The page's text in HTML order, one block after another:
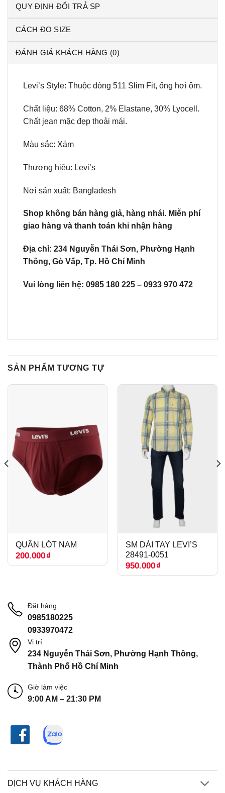
QUY ĐỊNH ĐỔI TRẢ SP
CÁCH ĐO SIZE
ĐÁNH GIÁ KHÁCH HÀNG (0)
Levi’s Style: Thuộc dòng 511 Slim Fit, ống hơi ôm.
Chất liệu: 68% Cotton, 2% Elastane, 30% Lyocell.
Chất jean mặc đẹp thoải mái.
Màu sắc: Xám
Thương hiệu: Levi’s
Nơi sản xuất: Bangladesh
Shop không bán hàng giả, hàng nhái. Miễn phí
giao hàng và thanh toán khi nhận hàng
Địa chỉ: 234 Nguyễn Thái Sơn, Phường Hạnh
Thông, Gò Vấp, Tp. Hồ Chí Minh
Vui lòng liên hệ: 0985 180 225 – 0933 970 472
SẢN PHẨM TƯƠNG TỰ
QUẦN LÓT NAM
200.000₫
SM DÀI TAY LEVI’S
28491-0051
950.000₫
Đặt hàng
0985180225
0933970472
Vị trí
234 Nguyễn Thái Sơn, Phường Hạnh Thông,
Thành Phố Hồ Chí Minh
Giờ làm việc
9:00 AM – 21:30 PM
DỊCH VỤ KHÁCH HÀNG